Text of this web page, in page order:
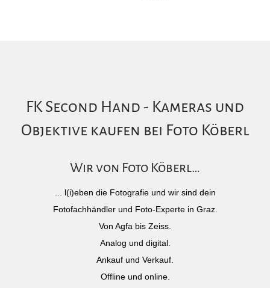
FK Second Hand - Kameras und
Objektive kaufen bei Foto Köberl
Wir von Foto Köberl…
... l(i)eben die Fotografie und wir sind dein
Fotofachhändler und Foto-Experte in Graz.
Von Agfa bis Zeiss.
Analog und digital.
Ankauf und Verkauf.
Offline und online.